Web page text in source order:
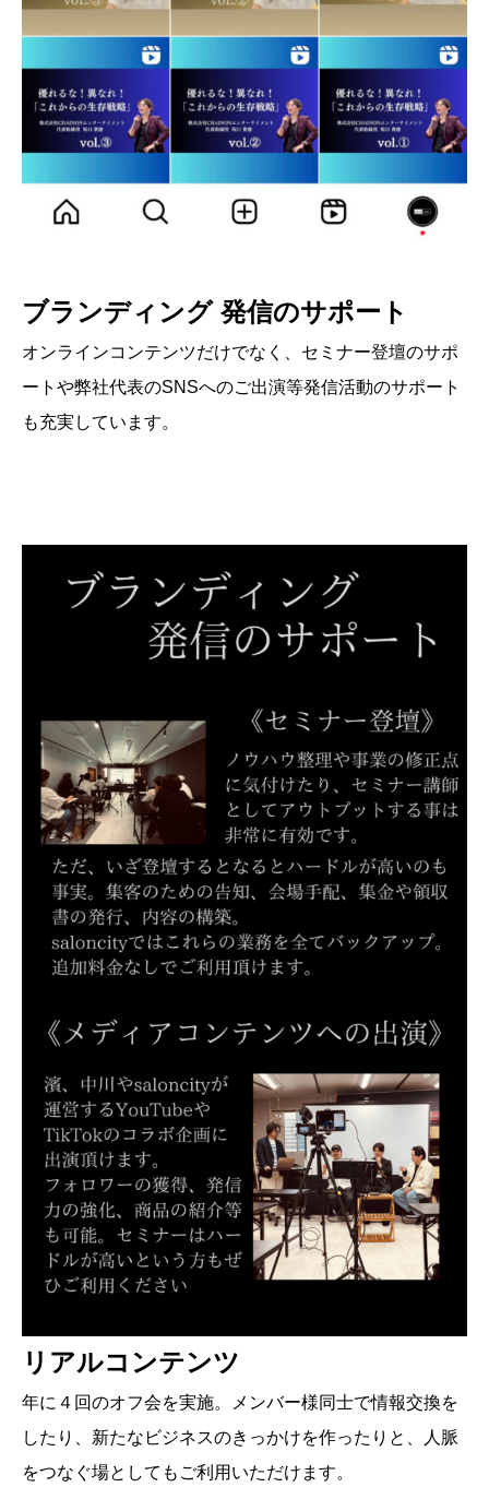
ブランディング 発信のサポート
オンラインコンテンツだけでなく、セミナー登壇のサポ
ートや弊社代表のSNSへのご出演等発信活動のサポート
も充実しています。
リアルコンテンツ
年に４回のオフ会を実施。メンバー様同士で情報交換を
したり、新たなビジネスのきっかけを作ったりと、人脈
をつなぐ場としてもご利用いただけます。